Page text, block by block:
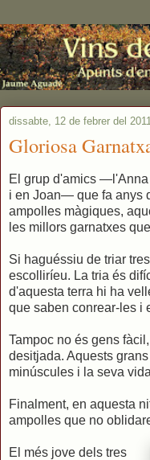
dissabte, 12 de febrer del 2011
Gloriosa
El grup d'amics
i en Joan— que fa anys
ampolles màgiques,
les millors garnatxes
Si haguéssiu de triar
escolliríeu. La tria és
d'aquesta terra hi ha
que saben conrear-les i
Tampoc no és gens
desitjada. Aquests
minúscules i la seva
Finalment, en aquesta
ampolles que no
El més jove dels tres